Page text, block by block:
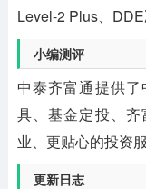
Level-2 Plus、
小编测评
中泰齐富通提供
具、基金定投、
业、更贴心的投资
更新日志